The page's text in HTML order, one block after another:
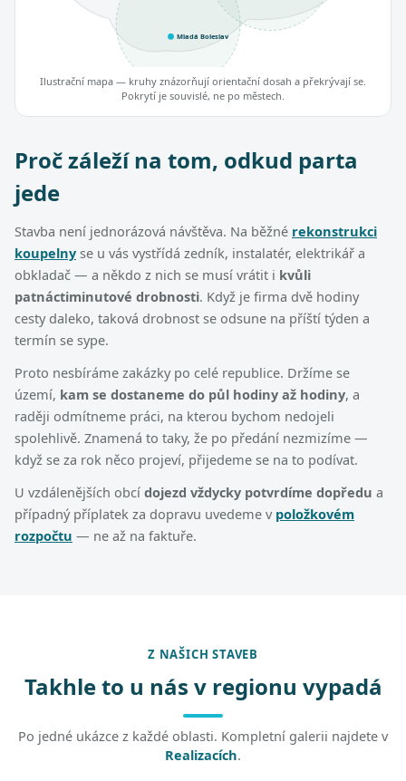
Mladá Boleslav
Ilustrační mapa — kruhy znázorňují orientační dosah a překrývají se.
Pokrytí je souvislé, ne po městech.
Proč záleží na tom, odkud parta
jede
Stavba není jednorázová návštěva. Na běžné rekonstrukci
koupelny se u vás vystřídá zedník, instalatér, elektrikář a
obkladač — a někdo z nich se musí vrátit i kvůli
patnáctiminutové drobnosti. Když je firma dvě hodiny
cesty daleko, taková drobnost se odsune na příští týden a
termín se sype.
Proto nesbíráme zakázky po celé republice. Držíme se
území, kam se dostaneme do půl hodiny až hodiny, a
raději odmítneme práci, na kterou bychom nedojeli
spolehlivě. Znamená to taky, že po předání nezmizíme —
když se za rok něco projeví, přijedeme se na to podívat.
U vzdálenějších obcí dojezd vždycky potvrdíme dopředu a
případný příplatek za dopravu uvedeme v položkovém
rozpočtu — ne až na faktuře.
Z NAŠICH STAVEB
Takhle to u nás v regionu vypadá
Po jedné ukázce z každé oblasti. Kompletní galerii najdete v
Realizacích.